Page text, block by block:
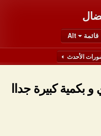
قائمة Alt
الأحدث
بكمية كبيرة جداا